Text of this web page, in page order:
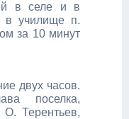
в селе и в
в училище п.
за 10 минут
двух часов.
поселка,
О. Терентьев,